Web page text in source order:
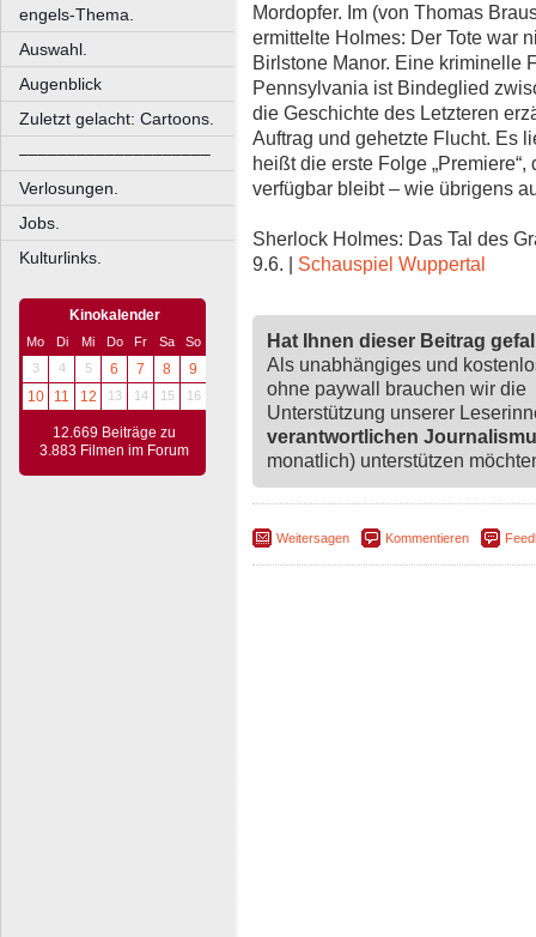
engels-Thema.
Auswahl.
Augenblick
Zuletzt gelacht: Cartoons.
––––––––––––––––––––
Verlosungen.
Jobs.
Kulturlinks.
Kinokalender
Mo Di Mi Do Fr Sa
So
3
4 5 6 7 8
9
10
11 12 13 14 15 16
12.669 Beiträge zu
3.883 Filmen im Forum
Mordopfer. Im (von Thomas
ermittelte Holmes: Der Tote war
Birlstone Manor. Eine kriminelle
Pennsylvania ist Bindeglied
die Geschichte des Letzteren
Auftrag und gehetzte Flucht. Es
heißt die erste Folge
verfügbar bleibt – wie übrigens
Sherlock Holmes: Das Tal des
9.6. | Schauspiel Wuppertal
Hat Ihnen dieser Beitrag
Als unabhängiges und
ohne paywall brauchen wir die
Unterstützung unserer
verantwortlichen
monatlich) unterstützen
Weitersagen Kommentieren